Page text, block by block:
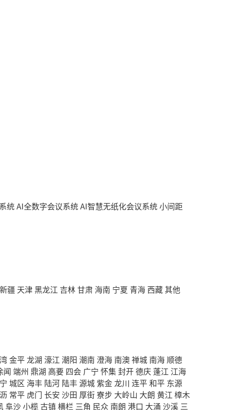
统AI全数字会议系统AI智慧无纸化会议系统小间距
新疆 天津黑龙江 吉林甘肃 海南 宁夏 青海 西藏其他
金平龙湖 濠江 潮阳 潮南 澄海 南澳禅城 南海 顺德
闻 端州 鼎湖 高要 四会 广宁 怀集封开德庆 蓬江 江海
城区 海丰 陆河 陆丰源城紫金龙川 连平和平 东源
常平 虎门 长安 沙田 厚街寮步 大岭山 大朗 黄江 樟木
阜沙小榄 古镇横栏 三角 民众 南朗 港口 大涌 沙溪 三